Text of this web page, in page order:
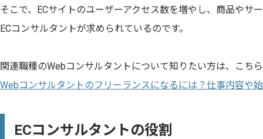
そこで、ECサイトのユーザーアクセス数を増やし、商品やサ
ECコンサルタントが求められているのです。
関連職種のWebコンサルタントについて知りたい方は、こち
Webコンサルタントのフリーランスになるには？仕事内容や
ECコンサルタントの役割